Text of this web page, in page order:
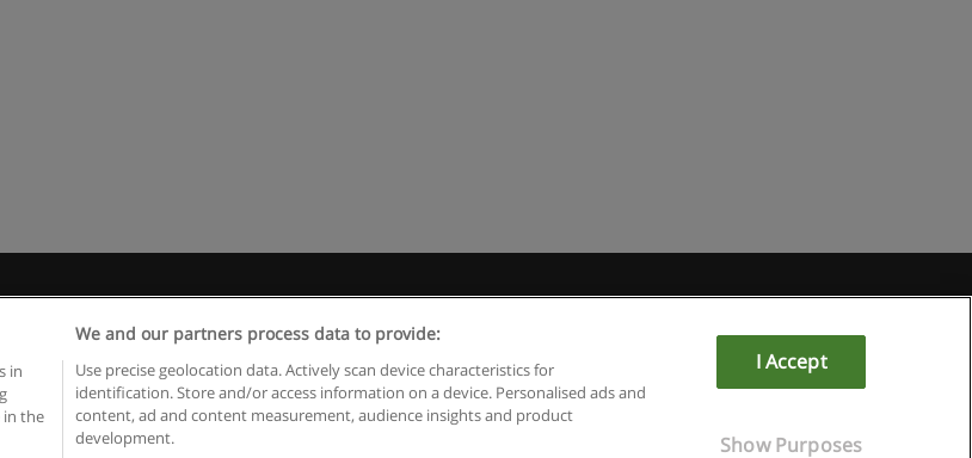
Business S.L. - CIF : B-95610580: -www.educaedu.fr
in
in the
We and our partners process data to provide:
Use precise geolocation data. Actively scan device characteristics for
identification. Store and/or access information on a device. Personalised ads and
content, ad and content measurement, audience insights and product
development.
I Accept
Show Purposes